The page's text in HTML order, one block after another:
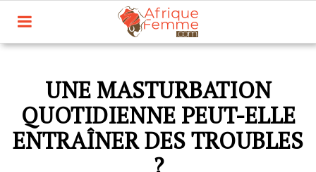
UNE MASTURBATION
QUOTIDIENNE PEUT-ELLE
ENTRAÎNER DES TROUBLES
?